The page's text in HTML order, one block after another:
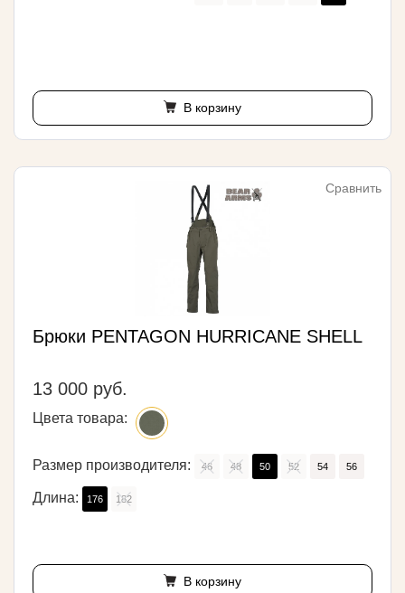
В корзину
Сравнить
Брюки PENTAGON HURRICANE SHELL
13 000 руб.
Цвета товара:
Размер производителя: 46 48 50 52 54 56
Длина: 176 182
В корзину